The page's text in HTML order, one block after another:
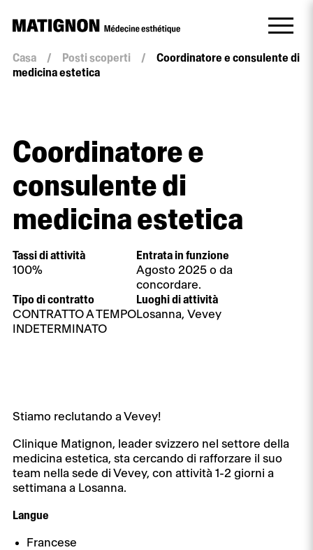
Casa / Posti scoperti /
Coordinatore e consulente di
medicina estetica
Coordinatore e
consulente di
medicina estetica
Tassi di attività
100%
Entrata in funzione
Agosto 2025 o da
concordare.
Tipo di contratto
CONTRATTO A TEMPO
INDETERMINATO
Luoghi di attività
Losanna,Vevey
Stiamo reclutando a Vevey!
Clinique Matignon, leader svizzero nel settore della
medicina estetica, sta cercando di rafforzare il suo
team nella sede di Vevey, con attività 1-2 giorni a
settimana a Losanna.
Langue
Francese